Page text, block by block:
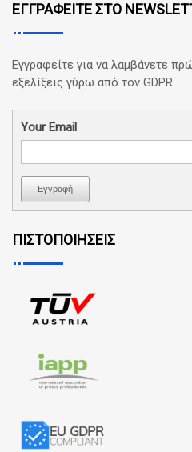
ΕΓΓΡΑΦΕΙΤΕ ΣΤΟ
Εγγραφείτε για να λαμβάνετε
εξελίξεις γύρω από τον GDPR
Your Email
Εγγραφή
ΠΙΣΤΟΠΟΙΗΣΕΙΣ